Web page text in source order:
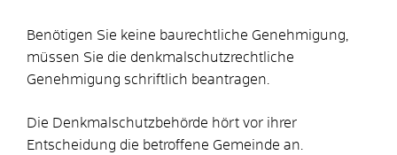
Benötigen Sie keine baurechtliche Genehmigung,
müssen Sie die denkmalschutzrechtliche
Genehmigung schriftlich beantragen.
Die Denkmalschutzbehörde hört vor ihrer
Entscheidung die betroffene Gemeinde an.